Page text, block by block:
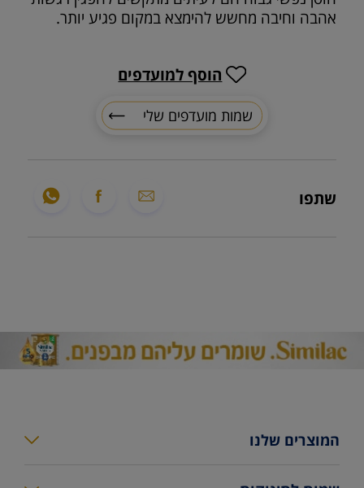
אהבה וחיבה מחשש להימצא במקום פגיע יותר.
שתפו
שמות מועדפים שלי
הוסף למועדפים
המוצרים שלנו